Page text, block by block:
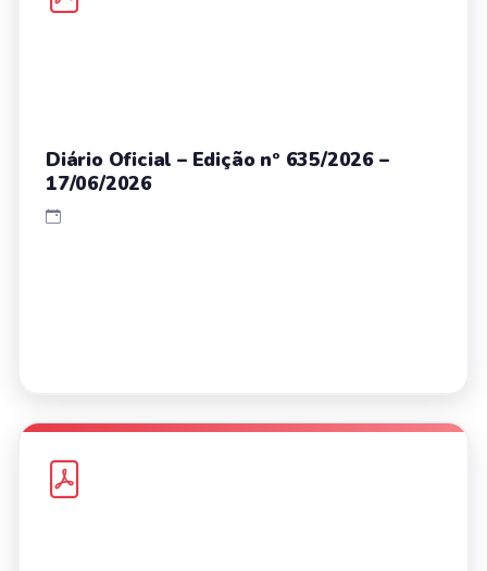
Diário Oficial – Edição nº 635/2026 –
17/06/2026